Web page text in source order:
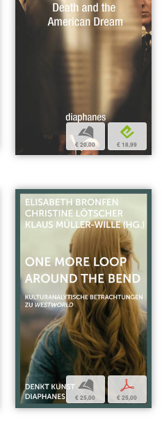
b
€ 20,00
e
€ 18,99
b
€ 25,00
p
€ 25,00